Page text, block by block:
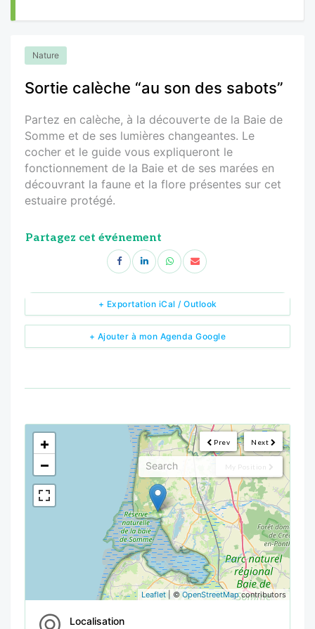
Nature
Sortie calèche “au son des sabots”
Partez en calèche, à la découverte de la Baie de
Somme et de ses lumières changeantes. Le
cocher et le guide vous expliqueront le
fonctionnement de la Baie et de ses marées en
découvrant la faune et la flore présentes sur cet
estuaire protégé.
Partagez cet événement
+ Ajouter à mon Agenda Google
+ Exportation iCal / Outlook
Next
Prev
My Position
<!---->
+
−
Leaflet | © OpenStreetMapcontributors
Localisation